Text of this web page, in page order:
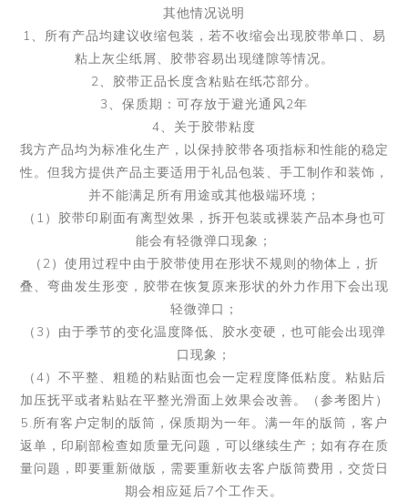
其他情况说明
1、所有产品均建议收缩包装，若不收缩会出现胶带单口、易
粘上灰尘纸屑、胶带容易出现缝隙等情况。
2、胶带正品长度含粘贴在纸芯部分。
3、保质期：可存放于避光通风2年
4、关于胶带粘度
我方产品均为标准化生产，以保持胶带各项指标和性能的稳定
性。但我方提供产品主要适用于礼品包装、手工制作和装饰，
并不能满足所有用途或其他极端环境；
（1）胶带印刷面有离型效果，拆开包装或裸装产品本身也可
能会有轻微弹口现象；
（2）使用过程中由于胶带使用在形状不规则的物体上，折
叠、弯曲发生形变，胶带在恢复原来形状的外力作用下会出现
轻微弹口；
（3）由于季节的变化温度降低、胶水变硬，也可能会出现弹
口现象；
（4）不平整、粗糙的粘贴面也会一定程度降低粘度。粘贴后
加压抚平或者粘贴在平整光滑面上效果会改善。（参考图片）
5.所有客户定制的版筒，保质期为一年。满一年的版筒，客户
返单，印刷部检查如质量无问题，可以继续生产；如有存在质
量问题，即要重新做版，需要重新收去客户版筒费用，交货日
期会相应延后7个工作天。